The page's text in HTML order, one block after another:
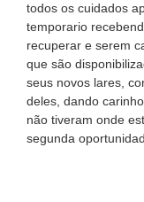
todos os cuidados
temporario
recuperar e serem
que são
seus novos lares,
deles, dando
não tiveram onde
segunda